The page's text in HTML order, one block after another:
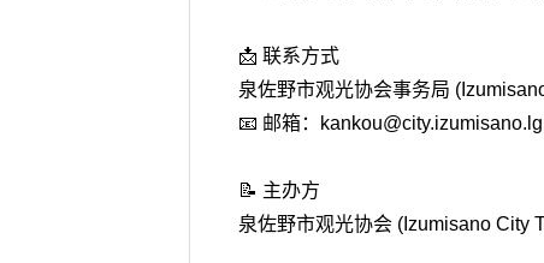
📩 联系方式
泉佐野市观光协会事务局
📧 邮箱：
📝 主办方
泉佐野市观光协会 (Izumisano City